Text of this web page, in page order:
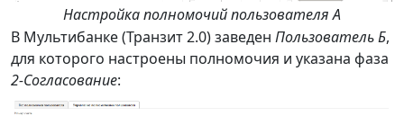
Настройка полномочий пользователя А
В Мультибанке (Транзит 2.0) заведен Пользователь Б,
для которого настроены полномочия и указана фаза
2-Согласование: